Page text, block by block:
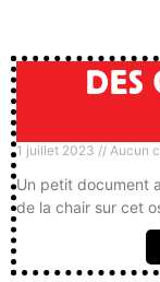
DES
1 juillet 2023 Aucun
Un petit document
de la chair sur cet